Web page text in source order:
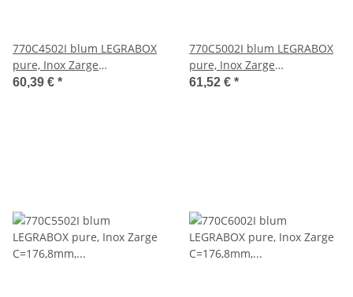
770C4502I blum LEGRABOX
pure, Inox Zarge
C=176,8mm, NL=450 mm
60,39 € *
770C5002I blum LEGRABOX
pure, Inox Zarge
C=176,8mm, NL=500 mm
61,52 € *